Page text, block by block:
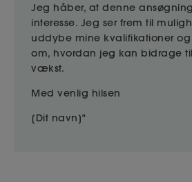
Jeg håber, at denne
interesse. Jeg ser frem til
uddybe mine kvalifikationer
om, hvordan jeg kan bidrage
vækst.
Med venlig hilsen
[Dit navn]"